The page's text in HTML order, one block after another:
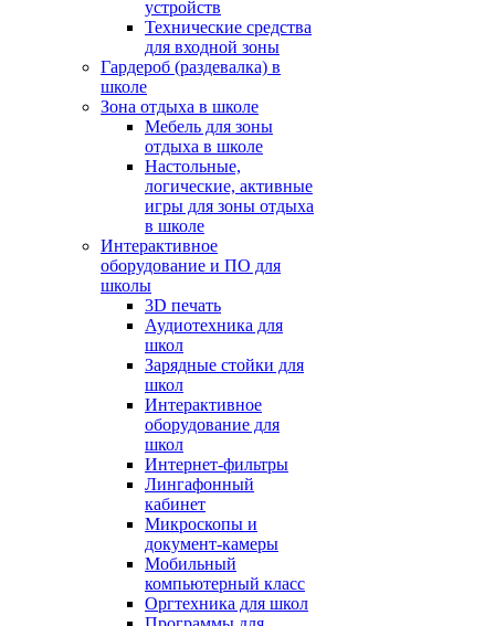
устройств
Технические средства
для входной зоны
Гардероб (раздевалка) в
школе
Зона отдыха в школе
Мебель для зоны
отдыха в школе
Настольные,
логические, активные
игры для зоны отдыха
в школе
Интерактивное
оборудование и ПО для
школы
3D печать
Аудиотехника для
школ
Зарядные стойки для
школ
Интерактивное
оборудование для
школ
Интернет-фильтры
Лингафонный
кабинет
Микроскопы и
документ-камеры
Мобильный
компьютерный класс
Оргтехника для школ